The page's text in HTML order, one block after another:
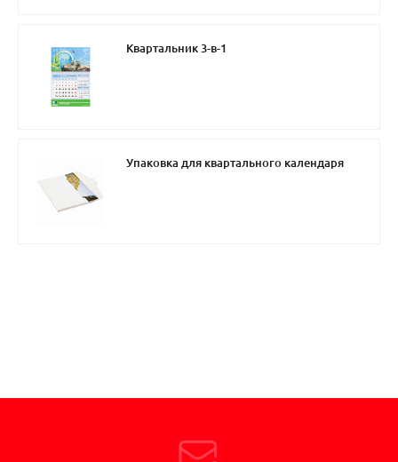
Квартальник 3-в-1
Упаковка для квартального календаря